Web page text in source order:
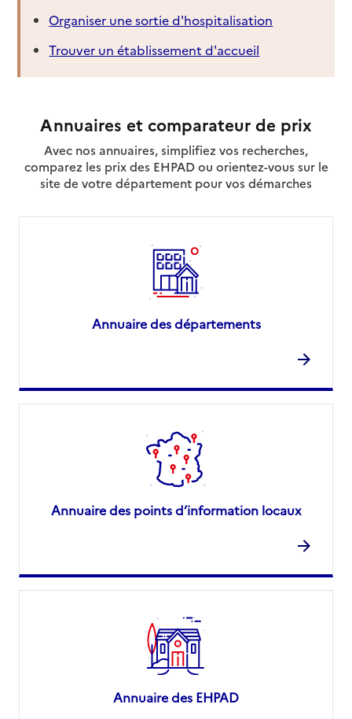
Organiser une sortie d'hospitalisation
Trouver un établissement d'accueil
Annuaires et comparateur de prix
Avec nos annuaires, simplifiez vos recherches,
comparez les prix des EHPAD ou orientez-vous sur le
site de votre département pour vos démarches
Annuaire des départements
Annuaire des points d’information locaux
Annuaire des EHPAD